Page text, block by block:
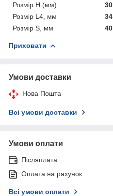
Розмір H (мм)
30
Розмір L4, мм
34
Розмір S, мм
40
Приховати
Умови доставки
Нова Пошта
Всі умови доставки
Умови оплати
Післяплата
Оплата на рахунок
Всі умови оплати